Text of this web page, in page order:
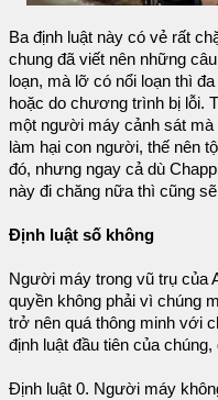
Ba định luật này có vẻ rất
chung đã viết nên những
loạn, mà lỡ có nổi loạn thì
hoặc do chương trình bị lỗi.
một người máy cảnh sát
làm hại con người, thế nên
đó, nhưng ngay cả dù
này đi chăng nữa thì cũng
Định luật số không
Người máy trong vũ trụ của
quyền không phải vì chúng
trở nên quá thông minh với
định luật đầu tiên của chúng,
Định luật 0. Người máy